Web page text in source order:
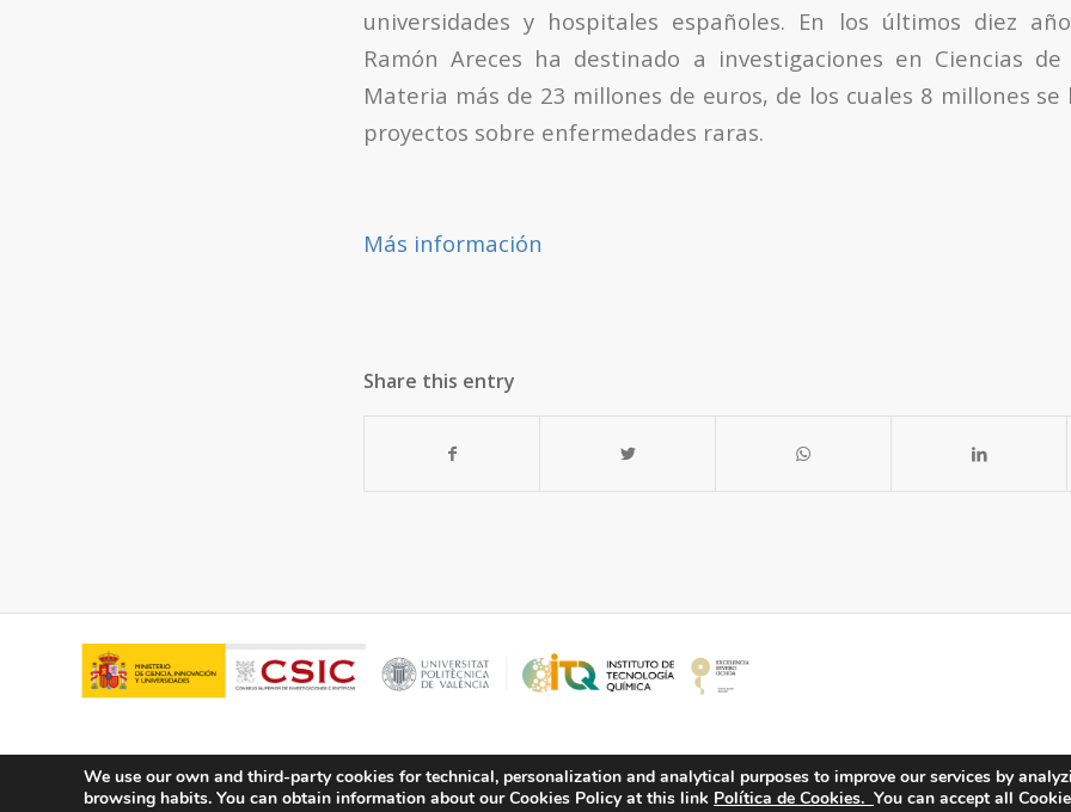
universidades y hospitales españoles. En los últimos diez
Ramón Areces ha destinado a investigaciones en Ciencias
Materia más de 23 millones de euros, de los cuales 8 millones
proyectos sobre enfermedades raras.
Más información
Share this entry
We use our own and third-party cookies for technical, personalization and analytical purposes to improve our services by
browsing habits. You can obtain information about our Cookies Policy at this link Política de Cookies. You can accept all